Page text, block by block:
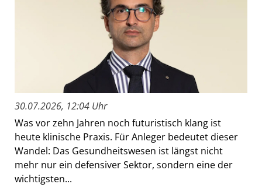
30.07.2026, 12:04 Uhr
Was vor zehn Jahren noch futuristisch klang ist
heute klinische Praxis. Für Anleger bedeutet dieser
Wandel: Das Gesundheitswesen ist längst nicht
mehr nur ein defensiver Sektor, sondern eine der
wichtigsten...